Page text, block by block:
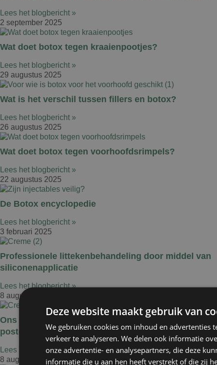
Lees het blogbericht »
2 september 2025
Wat doet botox tegen kraaienpootjes?
Lees het blogbericht »
29 augustus 2025
Wat is het verschil tussen fillers en botox?
Lees het blogbericht »
26 augustus 2025
Wat doet botox tegen voorhoofdsrimpels?
Lees het blogbericht »
22 augustus 2025
De Botox encyclopedie
Lees het blogbericht »
3 februari 2025
Professionele littekenbehandeling door middel van
siliconenapplicatie
Lees het blogbericht »
8 augustus 2024
Ons aanbevolen product voor de beste
postoperatieve zorg voor je littekens.
Lees het blogbericht »
8 augustus 2024
Deze website maakt gebruik van
We gebruiken cookies om inhoud en advertenties
verkeer te analyseren. We delen ook informatie
onze advertentie- en analysepartners, die deze
informatie die u aan hen heeft verstrekt of die zij